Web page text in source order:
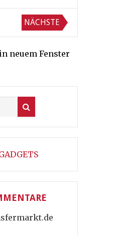
NÄCHSTE
neuem Fenster